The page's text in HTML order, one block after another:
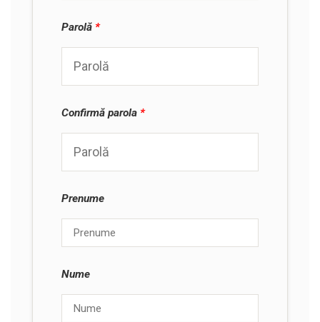
Parolă *
Confirmă parola *
Prenume
Nume